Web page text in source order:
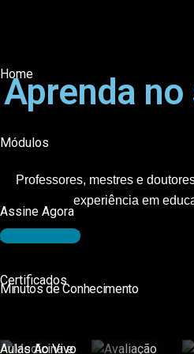
Home
Módulos
Assine Agora
Certificados
Aulas Ao Vivo
Aprenda
Professores, mestres e
experiência em
Assine agora!
Minutos de Conhecimento